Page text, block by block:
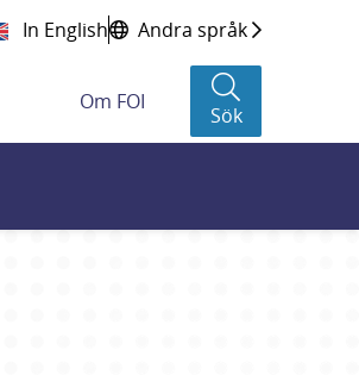
In English Andra språk
Om FOI
Sök